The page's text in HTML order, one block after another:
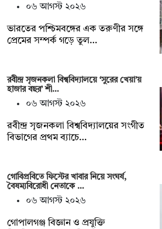
০৬ আগস্ট ২০২৬
ভারতের পশ্চিমবঙ্গের এক তরুণীর সঙ্গে
প্রেমের সম্পর্ক গড়ে তুল…
রবীন্দ্র সৃজনকলা বিশ্ববিদ্যালয়ে ‘সুরের খেয়া’য়
হাজার বছর’ শী…
০৬ আগস্ট ২০২৬
রবীন্দ্র সৃজনকলা বিশ্ববিদ্যালয়ের সংগীত
বিভাগের প্রথম ব্যাচে…
গোবিপ্রবিতে ফিস্টের খাবার নিয়ে সংঘর্ষ,
বৈষম্যবিরোধী নেতাকে …
০৬ আগস্ট ২০২৬
গোপালগঞ্জ বিজ্ঞান ও প্রযুক্তি